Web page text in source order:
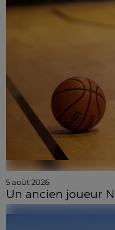
5 août 2026
Un ancien joueur